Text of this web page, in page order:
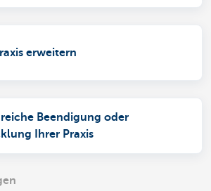
erweitern
Beendigung oder
Ihrer Praxis